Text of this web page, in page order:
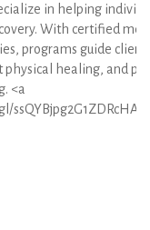
in helping
With certified
programs guide
healing, and
<a